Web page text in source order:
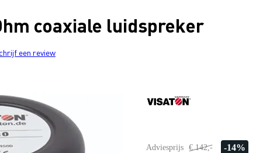
coaxiale luidspreker
een review
Adviesprijs € 142,- -14%